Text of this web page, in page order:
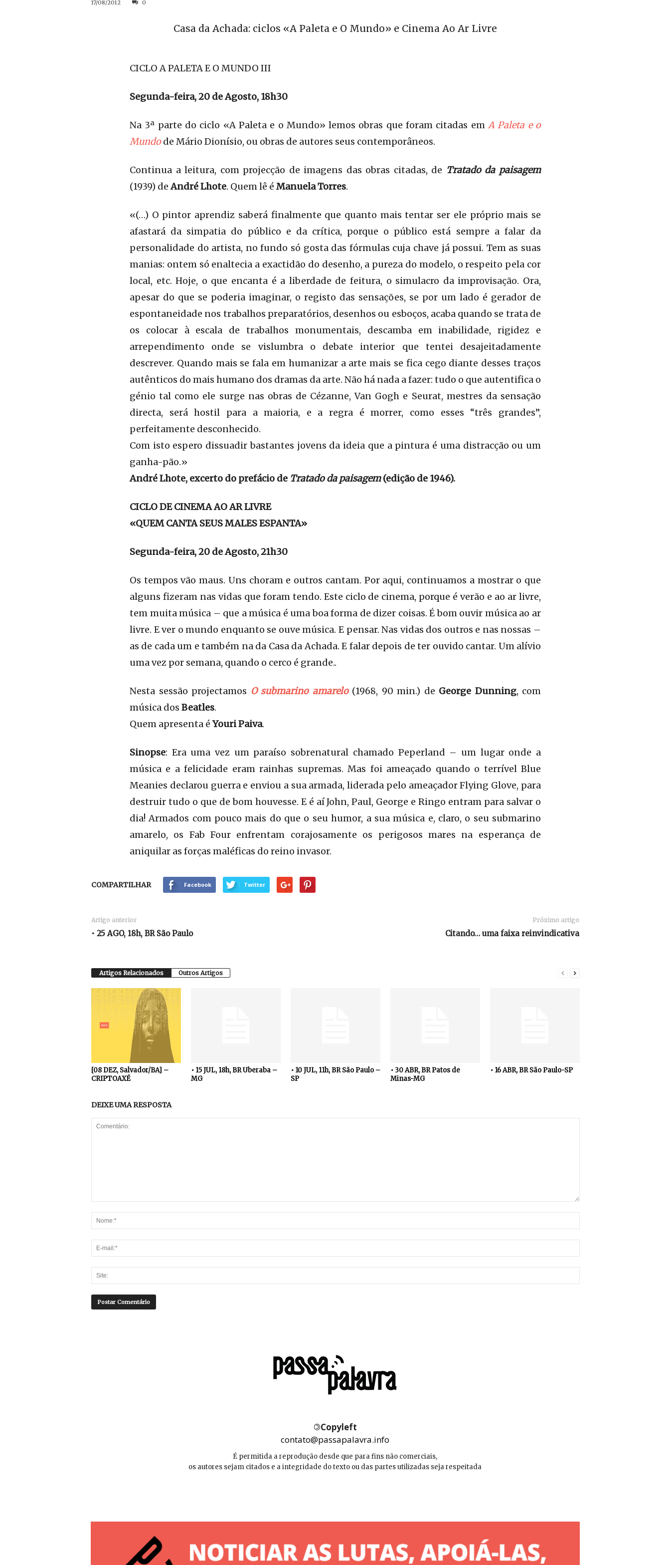
17/08/2012 0
Casa da Achada: ciclos «A Paleta e O Mundo» e Cinema Ao Ar Livre
CICLO A PALETA E O MUNDO III
Segunda-feira, 20 de Agosto, 18h30
Na 3ª parte do ciclo «A Paleta e o Mundo» lemos obras que foram citadas emA Paleta e o
Mundode Mário Dionísio, ou obras de autores seus contemporâneos.
Continua a leitura, com projecção de imagens das obras citadas, de Tratado da paisagem
(1939) deAndré Lhote. Quem lê é Manuela Torres.
«(…) O pintor aprendiz saberá finalmente que quanto mais tentar ser ele próprio mais se
afastará da simpatia do público e da crítica, porque o público está sempre a falar da
personalidade do artista, no fundo só gosta das fórmulas cuja chave já possui. Tem as suas
manias: ontem só enaltecia a exactidão do desenho, a pureza do modelo, o respeito pela cor
local, etc. Hoje, o que encanta é a liberdade de feitura, o simulacro da improvisação. Ora,
apesar do que se poderia imaginar, o registo das sensações, se por um lado é gerador de
espontaneidade nos trabalhos preparatórios, desenhos ou esboços, acaba quando se trata de
os colocar à escala de trabalhos monumentais, descamba em inabilidade, rigidez e
arrependimento onde se vislumbra o debate interior que tentei desajeitadamente
descrever. Quando mais se fala em humanizar a arte mais se fica cego diante desses traços
autênticos do mais humano dos dramas da arte. Não há nada a fazer: tudo o que autentifica o
génio tal como ele surge nas obras de Cézanne, Van Gogh e Seurat, mestres da sensação
directa, será hostil para a maioria, e a regra é morrer, como esses “três grandes”,
perfeitamente desconhecido.
Com isto espero dissuadir bastantes jovens da ideia que a pintura é uma distracção ou um
ganha-pão.»
André Lhote, excerto do prefácio de Tratado da paisagem(edição de 1946).
CICLO DE CINEMA AO AR LIVRE
«QUEM CANTA SEUS MALES ESPANTA»
Segunda-feira, 20 de Agosto, 21h30
Os tempos vão maus. Uns choram e outros cantam. Por aqui, continuamos a mostrar o que
alguns fizeram nas vidas que foram tendo. Este ciclo de cinema, porque é verão e ao ar livre,
tem muita música – que a música é uma boa forma de dizer coisas. É bom ouvir música ao ar
livre. E ver o mundo enquanto se ouve música. E pensar. Nas vidas dos outros e nas nossas –
as de cada um e também na da Casa da Achada. E falar depois de ter ouvido cantar. Um alívio
uma vez por semana, quando o cerco é grande..
Nesta sessão projectamos O submarino amarelo (1968, 90 min.) de George Dunning, com
música dos Beatles.
Quem apresenta é Youri Paiva.
Sinopse: Era uma vez um paraíso sobrenatural chamado Peperland – um lugar onde a
música e a felicidade eram rainhas supremas. Mas foi ameaçado quando o terrível Blue
Meanies declarou guerra e enviou a sua armada, liderada pelo ameaçador Flying Glove, para
destruir tudo o que de bom houvesse. E é aí John, Paul, George e Ringo entram para salvar o
dia! Armados com pouco mais do que o seu humor, a sua música e, claro, o seu submarino
amarelo, os Fab Four enfrentam corajosamente os perigosos mares na esperança de
aniquilar as forças maléficas do reino invasor.
COMPARTILHAR Facebook Twitter
Artigo anterior
• 25 AGO, 18h, BR São Paulo
Próximo artigo
Citando… uma faixa reinvindicativa
Artigos Relacionados Outros Artigos
[08 DEZ, Salvador/BA] –
CRIPTOAXÉ
• 15 JUL, 18h, BR Uberaba –
MG
• 10 JUL, 11h, BR São Paulo –
SP
• 30 ABR, BR Patos de
Minas-MG
• 16 ABR, BR São Paulo-SP
DEIXE UMA RESPOSTA
©Copyleft
contato@passapalavra.info
É permitida a reprodução desde que para fins não comerciais,
os autores sejam citados e a integridade do texto ou das partes utilizadas seja respeitada